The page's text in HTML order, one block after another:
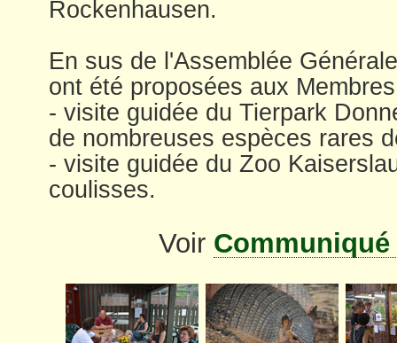
Rockenhausen.
En sus de l'Assemblée
ont été proposées aux
- visite guidée du Tierpark
de nombreuses espèces rares
- visite guidée du Zoo
coulisses.
Voir